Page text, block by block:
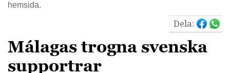
hemsida.
Dela:
Málagas trogna svenska
supportrar